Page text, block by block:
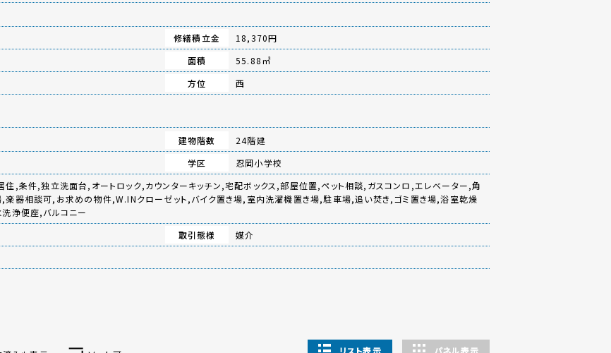
修繕積立金
18,370円
面積
55.88㎡
方位 西
建物階数
24階建
学区 忍岡小学校
,条件,独立洗面台,オートロック,カウンターキッチン,宅配ボックス,部屋位置,ペット相談,ガスコンロ,エレベーター,角
器相談可,お求めの物件,W.INクローゼット,バイク置き場,室内洗濯機置き場,駐車場,追い焚き,ゴミ置き場,浴室乾燥
洗浄便座,バルコニー
取引態様
媒介